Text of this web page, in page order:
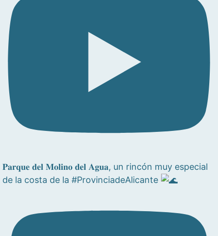
𝐏𝐚𝐫𝐪𝐮𝐞 𝐝𝐞𝐥 𝐌𝐨𝐥𝐢𝐧𝐨 𝐝𝐞𝐥 𝐀𝐠𝐮𝐚, un rincón muy especial
de la costa de la #ProvinciadeAlicante